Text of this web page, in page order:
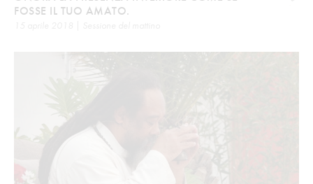
FOSSE IL TUO AMATO.